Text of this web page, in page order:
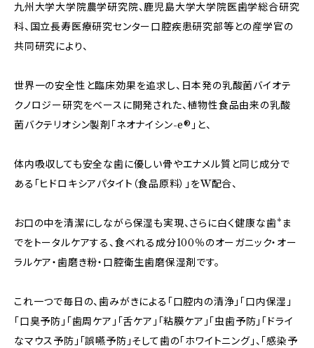
九州大学大学院農学研究院、鹿児島大学大学院医歯学総合研究
科、国立長寿医療研究センター口腔疾患研究部等との産学官の
共同研究により、
世界一の安全性と臨床効果を追求し、日本発の乳酸菌バイオテ
クノロジー研究をベースに開発された、植物性食品由来の乳酸
菌バクテリオシン製剤「ネオナイシン-e®」と、
体内吸収しても安全な歯に優しい骨やエナメル質と同じ成分で
ある「ヒドロキシアパタイト（食品原料）」をW配合、
お口の中を清潔にしながら保湿も実現、さらに白く健康な歯*ま
でをトータルケアする、食べれる成分100％のオーガニック・オー
ラルケア・歯磨き粉・口腔衛生歯磨保湿剤です。
これ一つで毎日の、歯みがきによる「口腔内の清浄」「口内保湿」
「口臭予防」「歯周ケア」「舌ケア」「粘膜ケア」「虫歯予防」「ドライ
なマウス予防」「誤嚥予防」そして歯の「ホワイトニング」、「感染予